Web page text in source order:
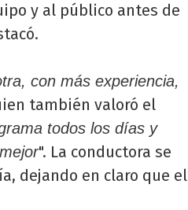
y al público antes de
con más experiencia,
también valoró el
todos los días y
". La conductora se
dejando en claro que el